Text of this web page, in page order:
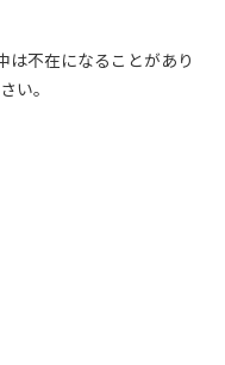
不在になることがあり
い。